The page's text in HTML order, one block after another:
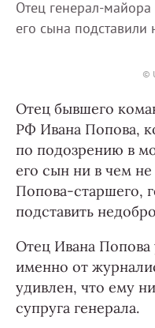
Отец генерал-
его сына подставили
©
Отец бывшего
РФ Ивана Попова,
по подозрению в
его сын ни в чем
Попова-старшего,
подставить
Отец Ивана Попова
именно от
удивлен, что ему
супруга генерала.